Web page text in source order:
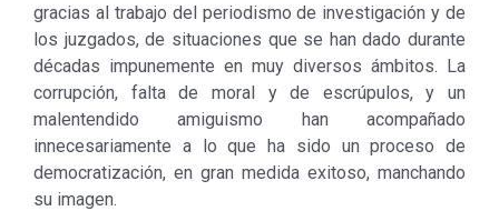
gracias al trabajo del periodismo de investigación y de
los juzgados, de situaciones que se han dado durante
décadas impunemente en muy diversos ámbitos. La
corrupción, falta de moral y de escrúpulos, y un
malentendido amiguismo han acompañado
innecesariamente a lo que ha sido un proceso de
democratización, en gran medida exitoso, manchando
su imagen.